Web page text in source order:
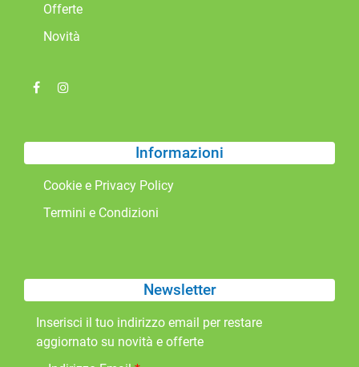
Offerte
Novità
Informazioni
Cookie e Privacy Policy
Termini e Condizioni
Newsletter
Inserisci il tuo indirizzo email per restare
aggiornato su novità e offerte